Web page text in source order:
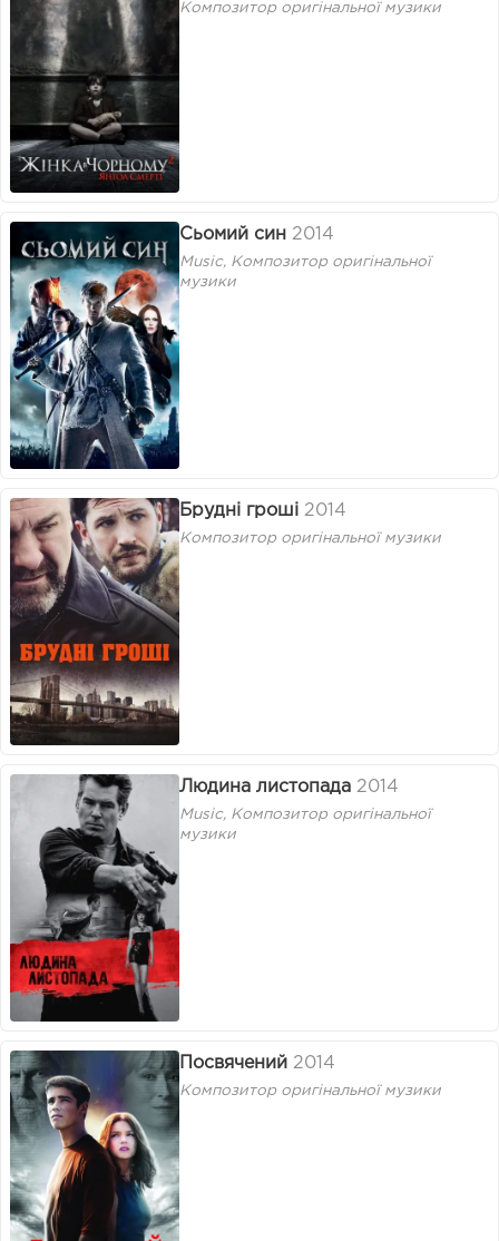
Композитор оригінальної музики
Сьомий син 2014
Music, Композитор оригінальної
музики
Брудні гроші 2014
Композитор оригінальної музики
Людина листопада 2014
Music, Композитор оригінальної
музики
Посвячений 2014
Композитор оригінальної музики